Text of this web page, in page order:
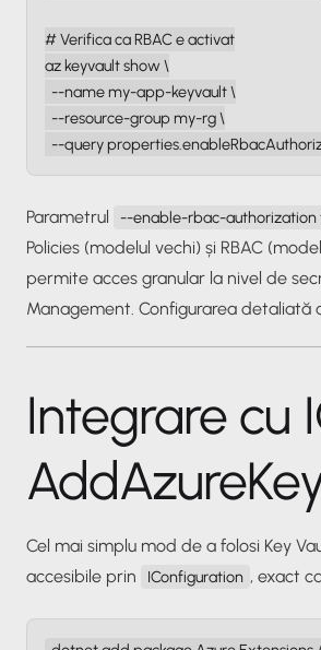
# Verifica ca RBAC e activat
az keyvault show \
  --name my-app-keyvault \
  --resource-group my-rg \
--query
Parametrul --enable-rbac-authorization
Policies (modelul vechi) și RBAC
permite acces granular la nivel de
Management. Configurarea detaliată
Integrare cu
Cel mai simplu mod de a folosi Key
accesibile prin
IConfiguration , exact